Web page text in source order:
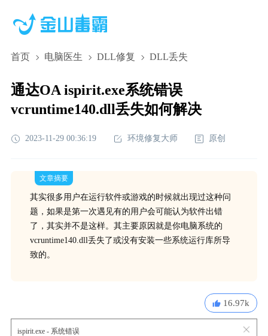
首页 电脑医生 DLL修复 DLL丢失
通达OA ispirit.exe系统错误
vcruntime140.dll丢失如何解决
2023-11-29 00:36:19 环境修复大师 原创
文章摘要
其实很多用户在运行软件或游戏的时候就出现过这种问
题，如果是第一次遇见有的用户会可能认为软件出错
了，其实并不是这样。其主要原因就是你电脑系统的
vcruntime140.dll丢失了或没有安装一些系统运行库所导
致的。
16.97k
ispirit.exe - 系统错误